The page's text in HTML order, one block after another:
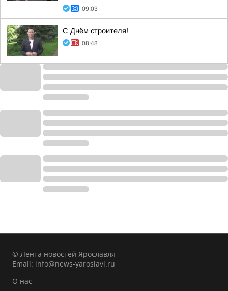
09:03
С Днём строителя!
08:48
© Лента новостей Ярославля
Email: info@news-yaroslavl.ru
О нас